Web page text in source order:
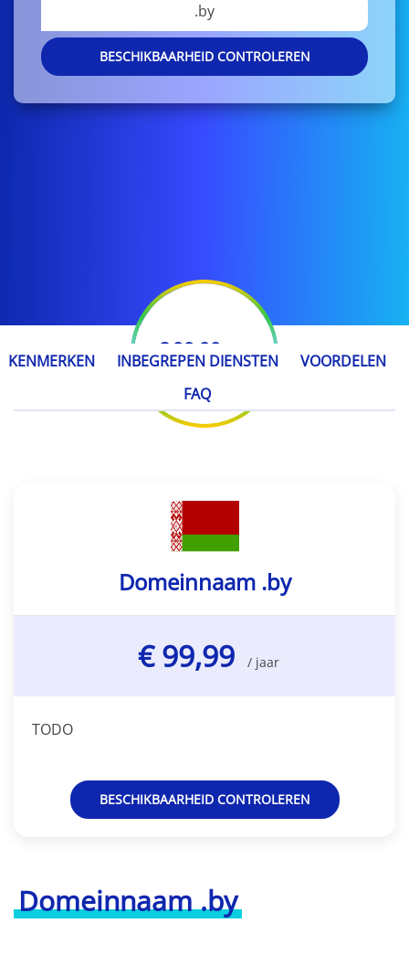
.by
BESCHIKBAARHEID CONTROLEREN
€ 99,99 / jaar
KENMERKEN INBEGREPEN DIENSTEN
VOORDELEN
FAQ
Domeinnaam .by
Domeinnaam .by
€ 99,99 / jaar
TODO
BESCHIKBAARHEID CONTROLEREN